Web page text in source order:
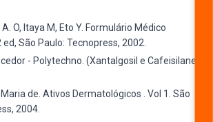
O, Itaya M, Eto Y. Formulário Médico
São Paulo: Tecnopress, 2002.
- Polytechno. (Xantalgosil e Cafeisilane
de. Ativos Dermatológicos . Vol 1. São
2004.